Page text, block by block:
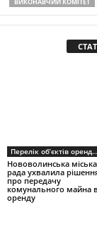
Перелік об’єктів оренди першого типу
Нововолинська міська
рада ухвалила
про передачу
комунального майна
оренду